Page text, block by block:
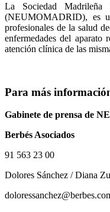
La Sociedad
(NEUMOMADRID), es
profesionales de la salud
enfermedades del
atención clínica de las
Para más
Gabinete de prensa de
Berbés Asociados
91 563 23 00
Dolores Sánchez / Diana